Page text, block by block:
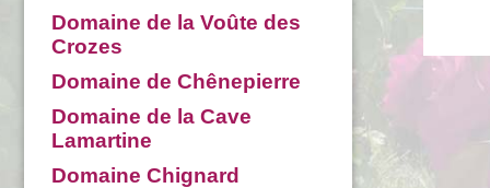
Domaine de la Voûte des
Crozes
Domaine de Chênepierre
Domaine de la Cave
Lamartine
Domaine Chignard